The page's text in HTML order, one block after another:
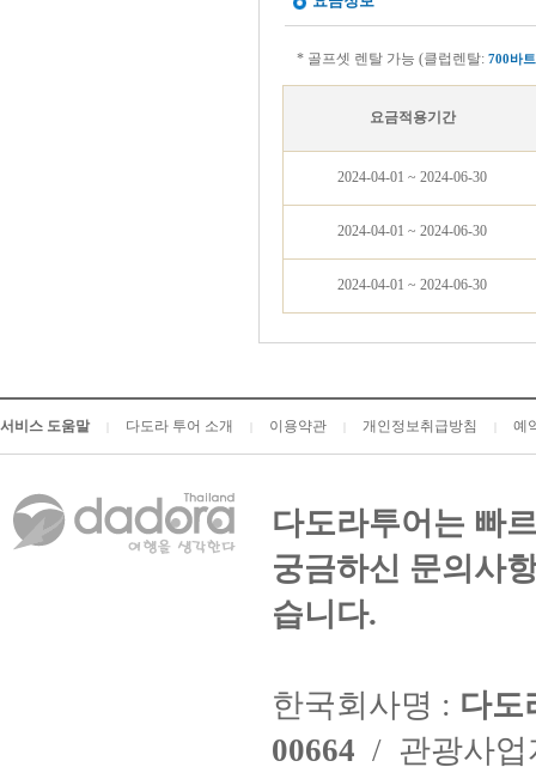
* 골프셋 렌탈 가능 (클럽렌탈: 700바트
요금적용기간
2024-04-01 ~ 2024-06-30
2024-04-01 ~ 2024-06-30
2024-04-01 ~ 2024-06-30
서비스 도움말 다도라 투어 소개 이용약관 개인정보취급방침 예
다도라투어는 빠
궁금하신 문의사
습니다.
한국회사명 : 다도
00664 / 관광사